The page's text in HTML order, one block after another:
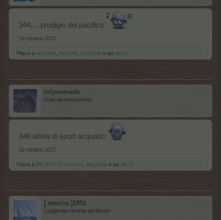
344.....prodigio del pacifico
16 ottobre 2017
Piace a bruna44 macchè kingmob e ad altri 4
lolynomade
Oracolo onnisciente
346 atleta di sport acquatici
16 ottobre 2017
Piace a BIGIETTO macchè kingmob e ad altri 3
[.marzia.]1951
Leggenda vivente del forum